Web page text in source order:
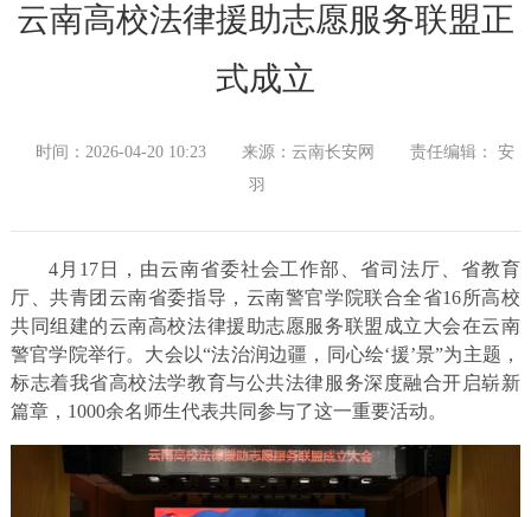
云南高校法律援助志愿服务联盟正
式成立
时间：2026-04-20 10:23 来源：云南长安网
责任编辑： 安
羽
4月17日，由云南省委社会工作部、省司法厅、省教育
厅、共青团云南省委指导，云南警官学院联合全省16所高校
共同组建的云南高校法律援助志愿服务联盟成立大会在云南
警官学院举行。大会以“法治润边疆，同心绘‘援’景”为主题，
标志着我省高校法学教育与公共法律服务深度融合开启崭新
篇章，1000余名师生代表共同参与了这一重要活动。